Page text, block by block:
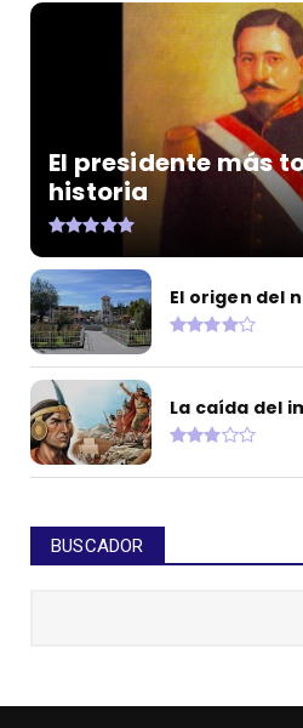
El presidente más
historia
El origen del
La caída del
BUSCADOR